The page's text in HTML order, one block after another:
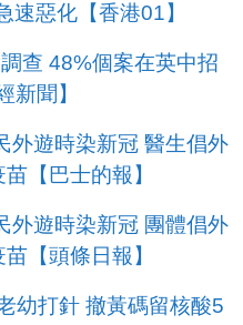
速惡化【香港01】
查 48%個案在英中招
新聞】
外遊時染新冠 醫生倡外
【巴士的報】
外遊時染新冠 團體倡外
【頭條日報】
幼打針 撤黃碼留核酸5